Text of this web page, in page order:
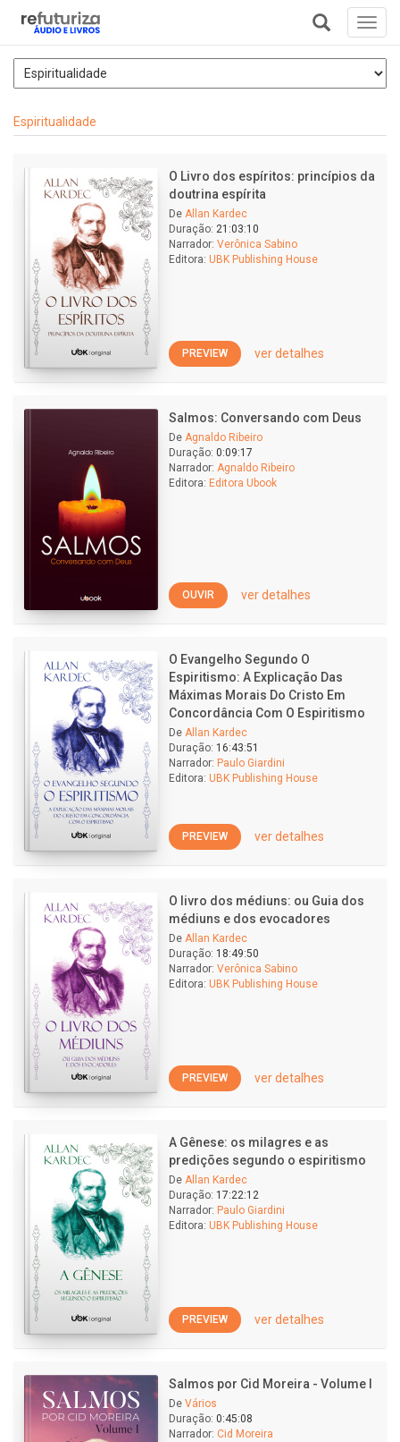
+
Espiritualidade
O Livro dos espíritos: princípios da
doutrina espírita
De Allan Kardec
Duração: 21:03:10
Narrador: Verônica Sabino
Editora: UBK Publishing House
PREVIEW ver detalhes
Salmos: Conversando com Deus
De Agnaldo Ribeiro
Duração: 0:09:17
Narrador: Agnaldo Ribeiro
Editora: Editora Ubook
OUVIR ver detalhes
O Evangelho Segundo O
Espiritismo: A Explicação Das
Máximas Morais Do Cristo Em
Concordância Com O Espiritismo
De Allan Kardec
Duração: 16:43:51
Narrador: Paulo Giardini
Editora: UBK Publishing House
PREVIEW ver detalhes
O livro dos médiuns: ou Guia dos
médiuns e dos evocadores
De Allan Kardec
Duração: 18:49:50
Narrador: Verônica Sabino
Editora: UBK Publishing House
PREVIEW ver detalhes
A Gênese: os milagres e as
predições segundo o espiritismo
De Allan Kardec
Duração: 17:22:12
Narrador: Paulo Giardini
Editora: UBK Publishing House
PREVIEW ver detalhes
Salmos por Cid Moreira - Volume I
De Vários
Duração: 0:45:08
Narrador: Cid Moreira